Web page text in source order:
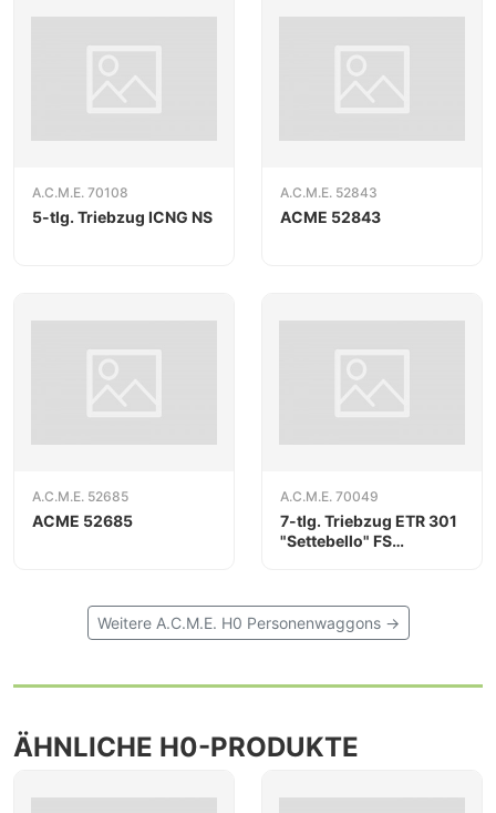
A.C.M.E. 70108
5-tlg. Triebzug ICNG NS
A.C.M.E. 52843
ACME 52843
A.C.M.E. 52685
ACME 52685
A.C.M.E. 70049
7-tlg. Triebzug ETR 301
"Settebello" FS
Weitere A.C.M.E. H0 Personenwaggons →
ÄHNLICHE H0-PRODUKTE